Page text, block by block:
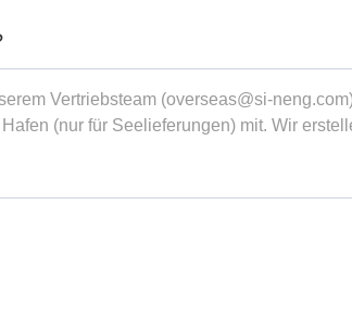
Vertriebsteam (overseas@si-
(nur für Seelieferungen) mit. Wir